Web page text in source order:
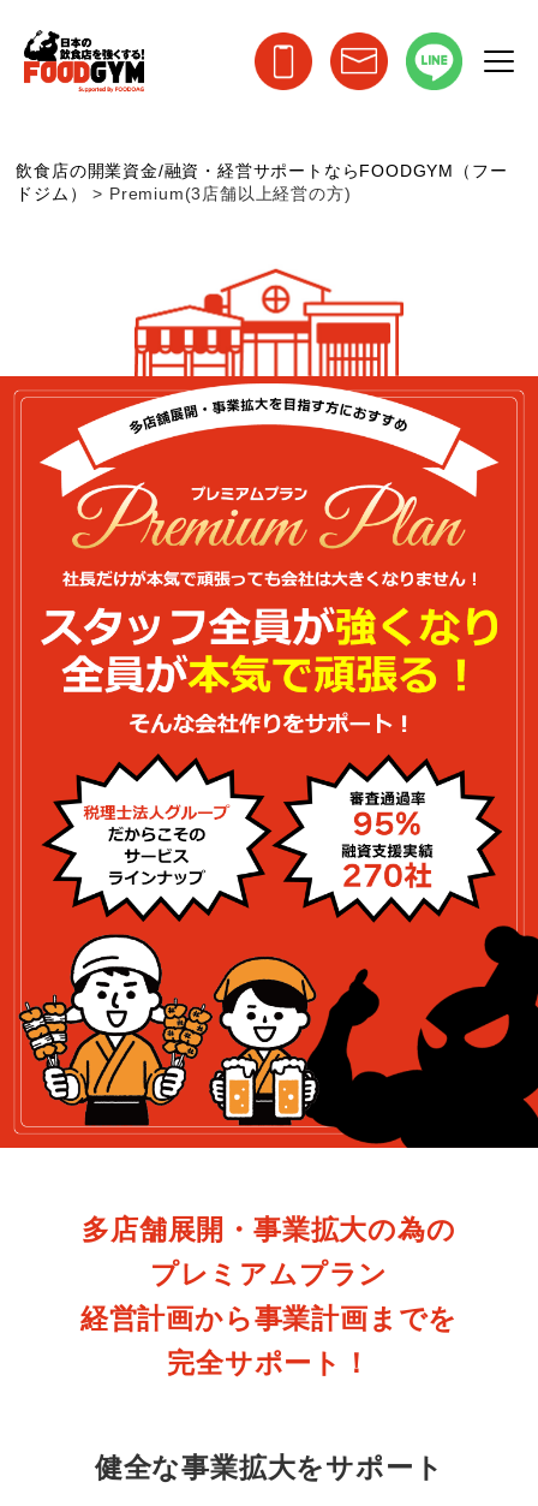
飲食店の開業資金/融資・経営サポートならFOODGYM（フー
ドジム）
> Premium(3店舗以上経営の方)
多店舗展開・事業拡大の為の
プレミアムプラン
経営計画から事業計画までを
完全サポート！
健全な事業拡大をサポート